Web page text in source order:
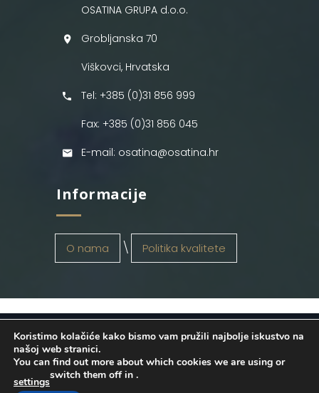
OSATINA GRUPA d.o.o.
Grobljanska 70
Viškovci, Hrvatska
Tel: +385 (0)31 856 999
Fax: +385 (0)31 856 045
E-mail: osatina@osatina.hr
Informacije
O nama Politika kvalitete
OSATINA GRUPA d.o.o. 2026
. Configured
byINFOS Osijek. Sva prava pridržana.
Koristimo kolačiće kako bismo vam pružili najbolje iskustvo na
našoj web stranici.
You can find out more about which cookies we are using or
switch them off in
settings
.